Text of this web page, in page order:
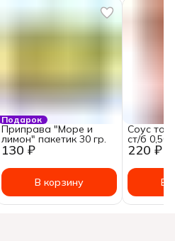
Подарок
130 ₽
Приправа "Море и
лимон" пакетик 30 гр.
В корзину
220 ₽
Соус
ст/б 0,500
В